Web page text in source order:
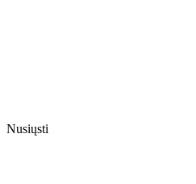
Nusiųsti